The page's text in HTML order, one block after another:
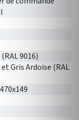
9016)
Gris Ardoise (RAL